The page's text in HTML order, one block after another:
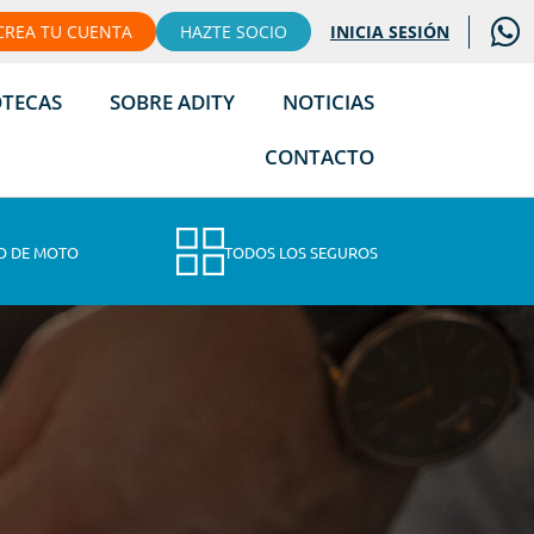
TU CUENTA HAZTE SOCIO INICIA SESIÓN
SOBRE ADITY
NOTICIAS
CONTACTO
DE MOTO TODOS LOS SEGUROS